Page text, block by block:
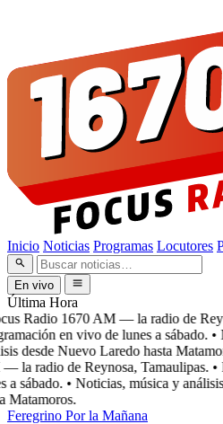
Inicio Noticias Programas Locutores
En vivo
Última Hora
Radio 1670 AM — la radio de
en vivo de lunes a sábado. •
desde Nuevo Laredo hasta
la radio de Reynosa, Tamaulipas. •
a sábado. • Noticias, música y
Matamoros.
Feregrino Por la Mañana